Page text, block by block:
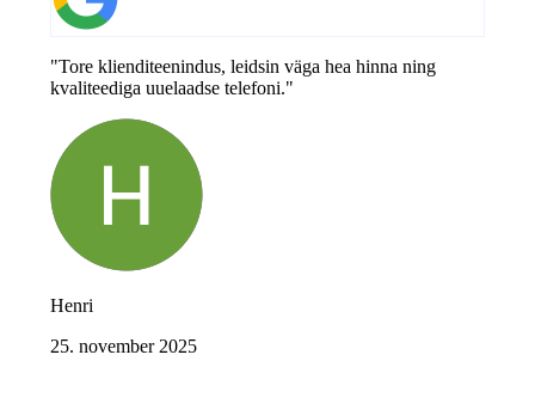
"Tore klienditeenindus, leidsin väga hea hinna ning
kvaliteediga uuelaadse telefoni."
Henri
25. november 2025